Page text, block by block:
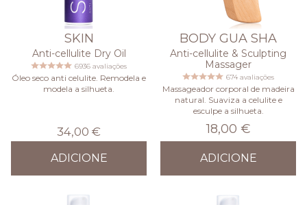
SKIN
Anti-cellulite Dry Oil
6936 avaliações
Óleo seco anti celulite. Remodela e
modela a silhueta.
34,00 €
ADICIONE
BODY GUA SHA
Anti-cellulite & Sculpting
Massager
674 avaliações
Massageador corporal de madeira
natural. Suaviza a celulite e
esculpe a silhueta.
18,00 €
ADICIONE